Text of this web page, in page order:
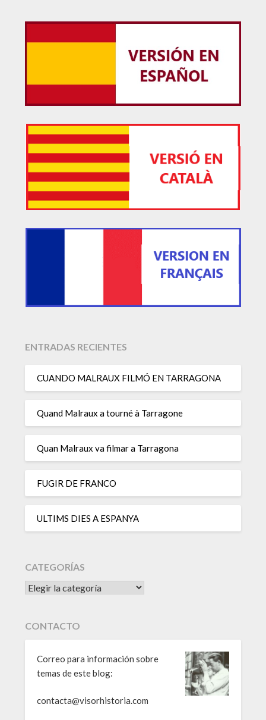
ENTRADAS RECIENTES
CUANDO MALRAUX FILMÓ EN TARRAGONA
Quand Malraux a tourné à Tarragone
Quan Malraux va filmar a Tarragona
FUGIR DE FRANCO
ULTIMS DIES A ESPANYA
CATEGORÍAS
CATEGORÍAS
CONTACTO
Correo para información sobre
temas de este blog:
contacta@visorhistoria.com